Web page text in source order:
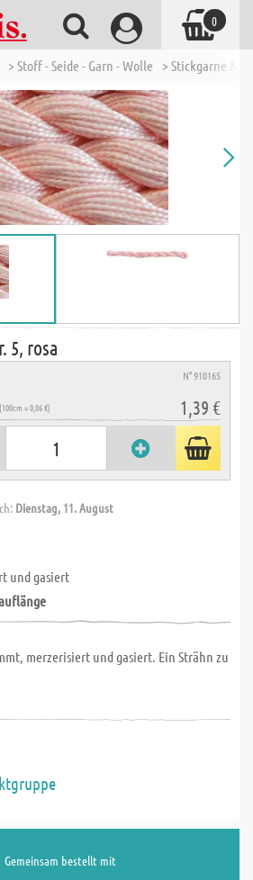
> Stoff - Seide - Garn - Wolle > Stickgarne &
5, rosa
N° 910165
(100cm = 0,06 €) 1,39 €
Dienstag, 11. August
und gasiert
merzerisiert und gasiert. Ein Strähn zu
Gemeinsam bestellt mit
0